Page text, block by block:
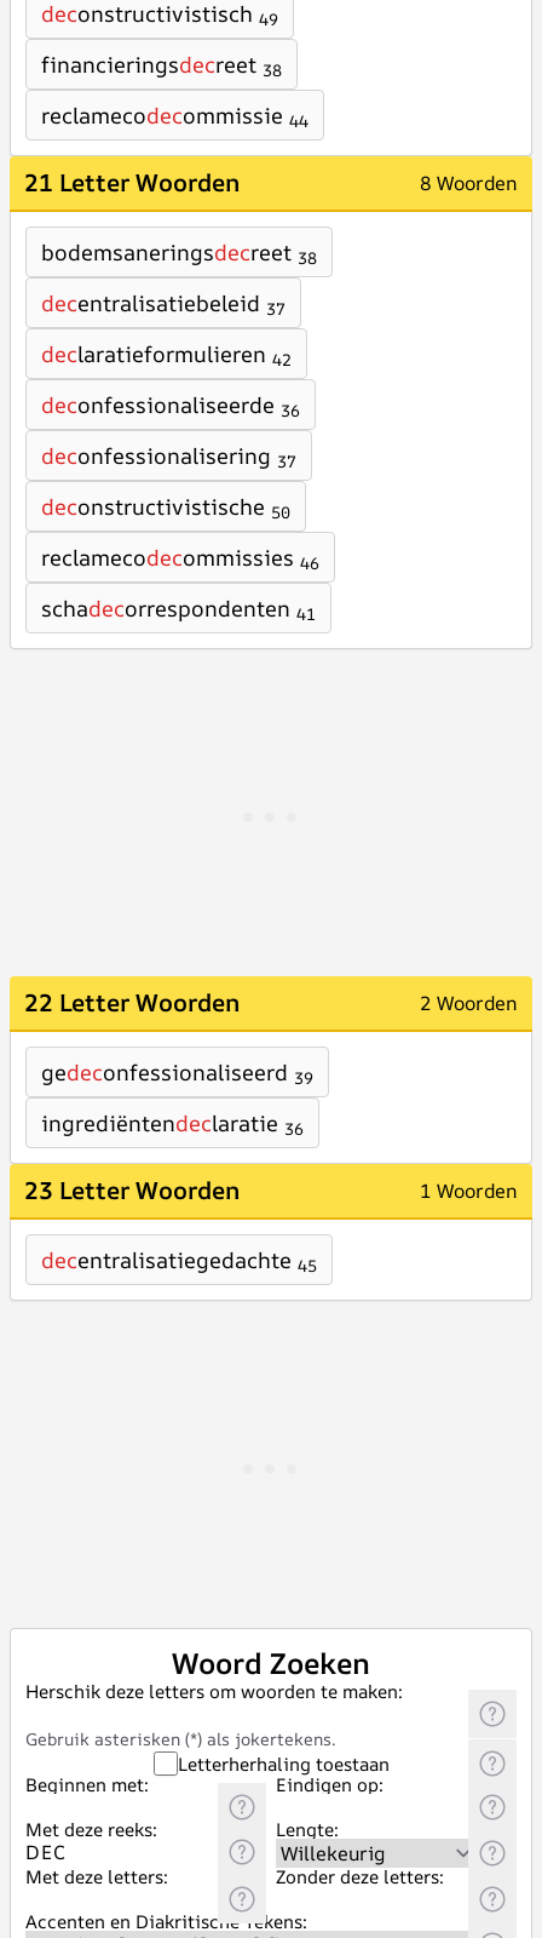
deconstructivistisch 49
financieringsdecreet 38
reclamecodecommissie 44
21 Letter Woorden 8 Woorden
bodemsaneringsdecreet 38
decentralisatiebeleid 37
declaratieformulieren 42
deconfessionaliseerde 36
deconfessionalisering 37
deconstructivistische 50
reclamecodecommissies 46
schadecorrespondenten 41
22 Letter Woorden 2 Woorden
gedeconfessionaliseerd 39
ingrediëntendeclaratie 36
23 Letter Woorden 1 Woorden
decentralisatiegedachte 45
Woord Zoeken
Herschik deze letters om woorden te maken:
Gebruik asterisken (*) als jokertekens.
Letterherhaling toestaan
Beginnen met:
Eindigen op:
Met deze reeks:
Lengte:
Met deze letters:
Zonder deze letters:
Accenten en Diakritische Tekens: